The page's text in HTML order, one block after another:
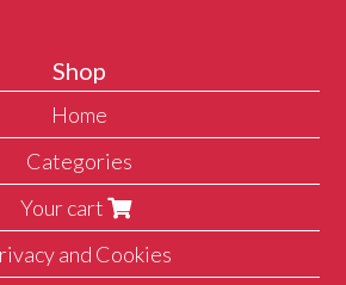
Shop
Home
Categories
Your cart
and Cookies